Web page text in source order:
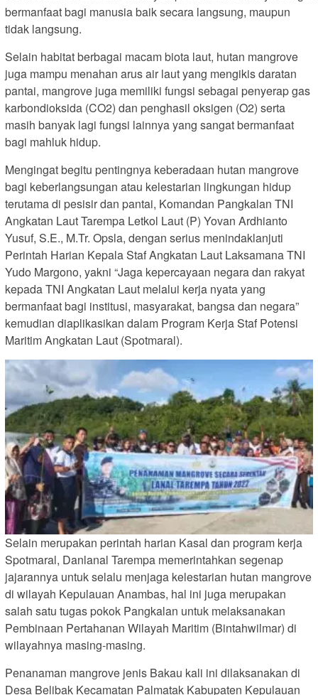
bermanfaat bagi manusia baik secara langsung, maupun
tidak langsung.
Selain habitat berbagai macam biota laut, hutan mangrove
juga mampu menahan arus air laut yang mengikis daratan
pantai, mangrove juga memiliki fungsi sebagai penyerap gas
karbondioksida (CO2) dan penghasil oksigen (O2) serta
masih banyak lagi fungsi lainnya yang sangat bermanfaat
bagi mahluk hidup.
Mengingat begitu pentingnya keberadaan hutan mangrove
bagi keberlangsungan atau kelestarian lingkungan hidup
terutama di pesisir dan pantai, Komandan Pangkalan TNI
Angkatan Laut Tarempa Letkol Laut (P) Yovan Ardhianto
Yusuf, S.E., M.Tr. Opsla, dengan serius menindaklanjuti
Perintah Harian Kepala Staf Angkatan Laut Laksamana TNI
Yudo Margono, yakni “Jaga kepercayaan negara dan rakyat
kepada TNI Angkatan Laut melalui kerja nyata yang
bermanfaat bagi institusi, masyarakat, bangsa dan negara”
kemudian diaplikasikan dalam Program Kerja Staf Potensi
Maritim Angkatan Laut (Spotmaral).
Selain merupakan perintah harian Kasal dan program kerja
Spotmaral, Danlanal Tarempa memerintahkan segenap
jajarannya untuk selalu menjaga kelestarian hutan mangrove
di wilayah Kepulauan Anambas, hal ini juga merupakan
salah satu tugas pokok Pangkalan untuk melaksanakan
Pembinaan Pertahanan Wilayah Maritim (Bintahwilmar) di
wilayahnya masing-masing.
Penanaman mangrove jenis Bakau kali ini dilaksanakan di
Desa Belibak Kecamatan Palmatak Kabupaten Kepulauan